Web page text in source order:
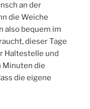
an der
die Weiche
also bequem im
dieser Tage
Haltestelle und
Minuten die
die eigene